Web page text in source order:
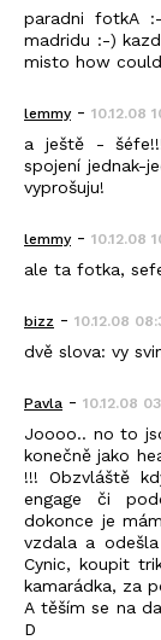
paradni fotkA
madridu :-)
misto how
lemmy - 10.12.08
a ještě - šéfe!!!
spojení jednak-
vyprošuju!
lemmy - 10.12.08
ale ta fotka,
bizz - 10.12.08
dvě slova: vy
Pavla - 10.12.08
Joooo.. no to
konečně jako
!!! Obzvláště
engage či
dokonce je
vzdala a
Cynic, koupit
kamarádka, za
A těším se na
D